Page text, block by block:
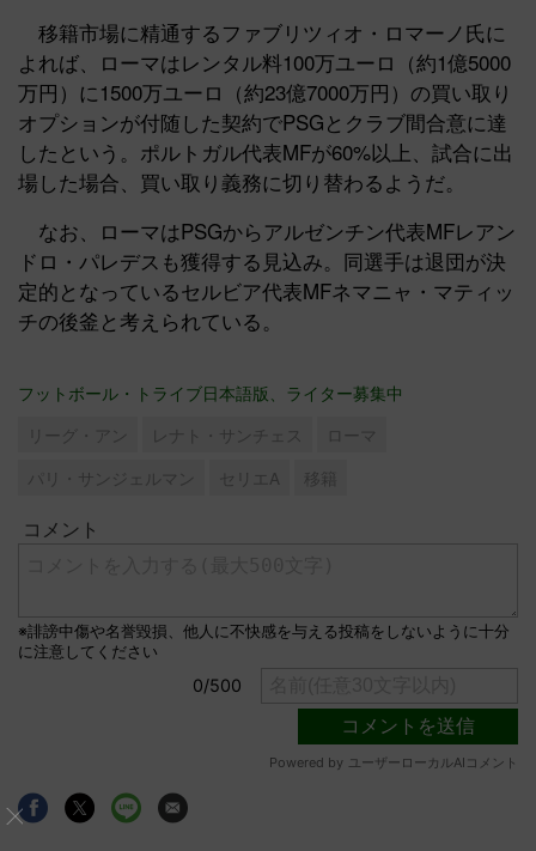
移籍市場に精通するファブリツィオ・ロマーノ氏に
よれば、ローマはレンタル料100万ユーロ（約1億5000
万円）に1500万ユーロ（約23億7000万円）の買い取り
オプションが付随した契約でPSGとクラブ間合意に達
したという。ポルトガル代表MFが60%以上、試合に出
場した場合、買い取り義務に切り替わるようだ。
なお、ローマはPSGからアルゼンチン代表MFレアン
ドロ・パレデスも獲得する見込み。同選手は退団が決
定的となっているセルビア代表MFネマニャ・マティッ
チの後釜と考えられている。
フットボール・トライブ日本語版、ライター募集中
リーグ・アン レナト・サンチェス
ローマ
パリ・サンジェルマン
セリエA 移籍